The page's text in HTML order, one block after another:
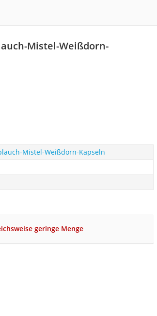
Mistel-Weißdorn-
Mistel-Weißdorn-Kapseln
geringe Menge